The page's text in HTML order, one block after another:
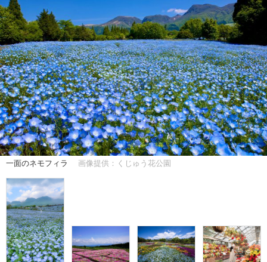
一面のネモフィラ 画像提供：くじゅう花公園